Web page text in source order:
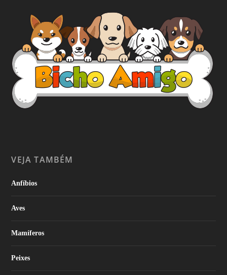
VEJA TAMBÉM
Anfíbios
Aves
Mamíferos
Peixes